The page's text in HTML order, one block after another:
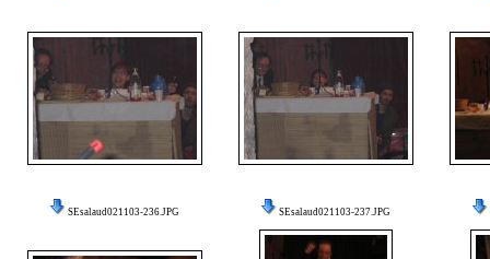
SEsalaud021103-236.JPG SEsalaud021103-237.JPG